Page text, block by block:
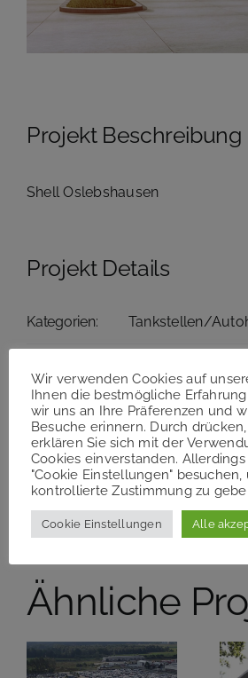
Projekt Beschreibung
Shell Oslebshausen
Projekt Details
Kategorien: Tankstellen/
Teilen Sie
Facebook
TwitterRedditLinkedIn
E-
Mail
Ähnliche
Wir verwenden Cookies auf
Ihnen die bestmögliche
wir uns an Ihre Präferenzen und
Besuche erinnern. Durch drücken,
erklären Sie sich mit der
Cookies einverstanden.
"Cookie Einstellungen" besuchen,
kontrollierte Zustimmung zu
Cookie Einstellungen Alle